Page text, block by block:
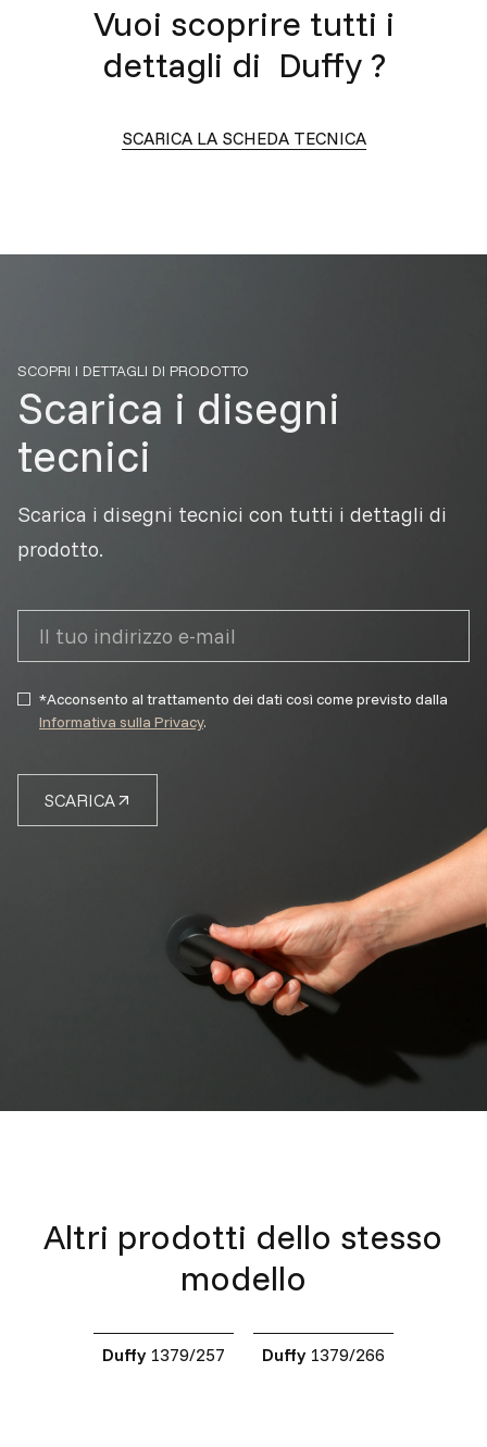
Vuoi scoprire tutti i
dettagli di Duffy ?
SCARICA LA SCHEDA TECNICA
SCOPRI I DETTAGLI DI PRODOTTO
Scarica i disegni
tecnici
Scarica i disegni tecnici con tutti i dettagli di
prodotto.
SCARICA
*Acconsento al trattamento dei dati così come previsto dalla
Informativa sulla Privacy.
Altri prodotti dello stesso
modello
Duffy 1379/257 Duffy 1379/266